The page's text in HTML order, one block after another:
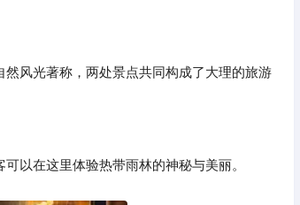
风光著称，两处景点共同构成了大理的旅游
以在这里体验热带雨林的神秘与美丽。